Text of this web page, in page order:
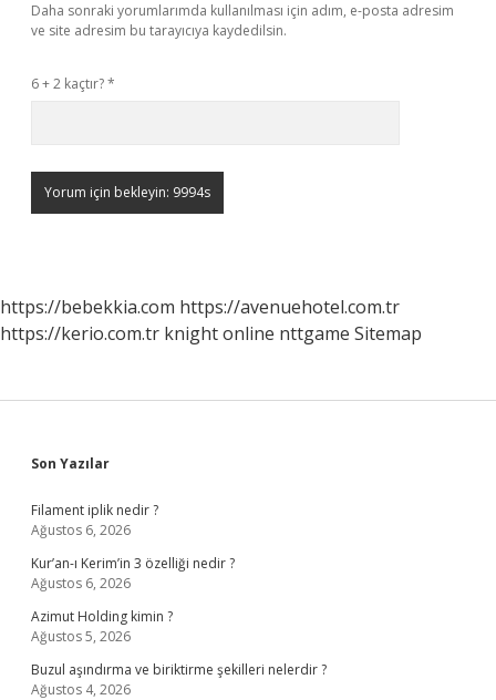
Daha sonraki yorumlarımda kullanılması için adım, e-posta adresim
ve site adresim bu tarayıcıya kaydedilsin.
6 + 2 kaçtır?*
https://bebekkia.com https://avenuehotel.com.tr
https://kerio.com.tr knight online nttgame Sitemap
Sidebar
Son Yazılar
Filament iplik nedir ?
Ağustos 6, 2026
Kur’an-ı Kerim’in 3 özelliği nedir ?
Ağustos 6, 2026
Azimut Holding kimin ?
Ağustos 5, 2026
Buzul aşındırma ve biriktirme şekilleri nelerdir ?
Ağustos 4, 2026